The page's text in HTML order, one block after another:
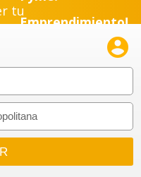
tuEmprendimiento!
